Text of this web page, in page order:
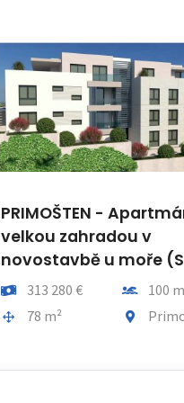
PRIMOŠTEN -
velkou zahradou v
novostavbě u moře
Cena313 280 €
100 m
Plocha celkem
78 m² Obec,